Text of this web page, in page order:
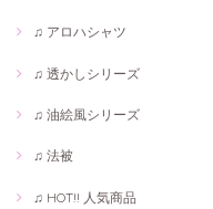
♫ アロハシャツ
♫ 透かしシリーズ
♫ 油絵風シリーズ
♫ 法被
♫ HOT!! 人気商品